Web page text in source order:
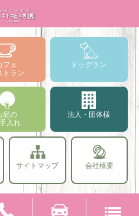
フェ
トラン
ドッグラン
庭の
入れ
法人・団体様
サイトマップ 会社概要